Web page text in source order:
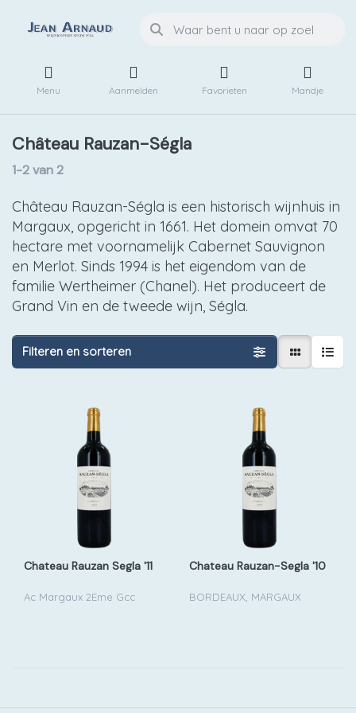
Menu Aanmelden Favorieten Mandje
Château Rauzan-Ségla
1-2van2
Château Rauzan-Ségla is een historisch wijnhuis in
Margaux, opgericht in 1661. Het domein omvat 70
hectare met voornamelijk Cabernet Sauvignon
en Merlot. Sinds 1994 is het eigendom van de
familie Wertheimer (Chanel). Het produceert de
Grand Vin en de tweede wijn, Ségla.
Filteren en sorteren
Chateau Rauzan Segla '11
Ac Margaux 2Eme Gcc
Chateau Rauzan-Segla '10
BORDEAUX, MARGAUX